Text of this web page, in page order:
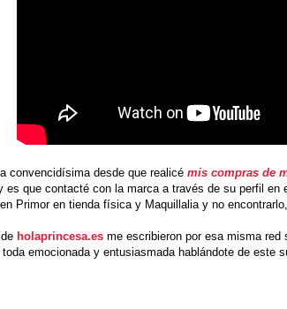
convencidísima desde que realicé mis compras de
es que contacté con la marca a través de su perfil
Primor en tienda física y Maquillalia y no
holaprincesa.es me escribieron por esa misma
toda emocionada y entusiasmada hablándote de este